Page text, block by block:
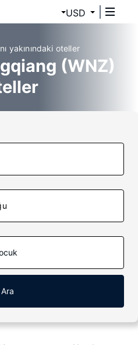
USD
yakınındaki oteller
(WNZ)
Ara